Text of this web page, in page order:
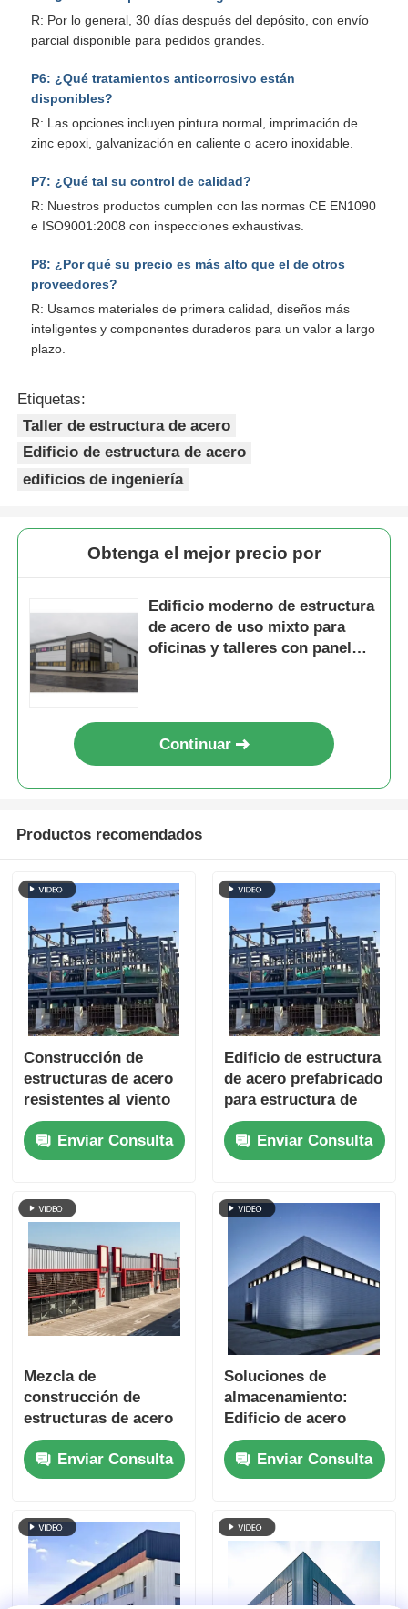
R: Por lo general, 30 días después del depósito, con envío
parcial disponible para pedidos grandes.
P6: ¿Qué tratamientos anticorrosivo están
disponibles?
R: Las opciones incluyen pintura normal, imprimación de
zinc epoxi, galvanización en caliente o acero inoxidable.
P7: ¿Qué tal su control de calidad?
R: Nuestros productos cumplen con las normas CE EN1090
e ISO9001:2008 con inspecciones exhaustivas.
P8: ¿Por qué su precio es más alto que el de otros
proveedores?
R: Usamos materiales de primera calidad, diseños más
inteligentes y componentes duraderos para un valor a largo
plazo.
Etiquetas:
Taller de estructura de acero
Edificio de estructura de acero
edificios de ingeniería
Obtenga el mejor precio por
Edificio moderno de estructura
de acero de uso mixto para
oficinas y talleres con panel
Continuar
Productos recomendados
Construcción de
estructuras de acero
resistentes al viento
fuerte Construcción
mixta de acero y
hormigón
Enviar Consulta
Edificio de estructura
de acero prefabricado
para estructura de
portal de gran altura
comercialEnviar Consulta
Mezcla de
construcción de
estructuras de acero
utilizada para
oficinas y talleres en
Chile
Enviar Consulta
Soluciones de
almacenamiento:
Edificio de acero
personalizado,
almacén de metal a
prueba de huracanes
Enviar Consulta